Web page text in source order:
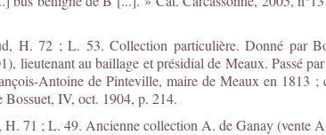
H. 72 ; L. 53. Collection particulière. Donné par
lieutenant au baillage et présidial de Meaux. Passé
Antoine de Pinteville, maire de Meaux en
IV, oct. 1904, p. 214.
H. 71 ; L. 49. Ancienne collection A. de Ganay (vente